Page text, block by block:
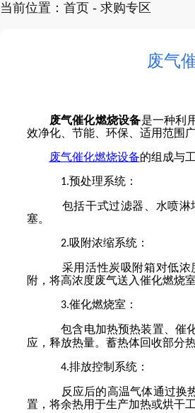
当前位置： 首页 - 求购专区
废气
废气催化燃烧设备是一种利
效净化、节能、环保、适用范围
废气催化燃烧设备的组成与
1.预处理系统：
包括干式过滤器、水喷
塞。
2.吸附浓缩系统：
采用活性炭吸附箱对低
附，将高浓度废气送入催化燃烧室
3.催化燃烧室：
包含电加热预热装置、催
应，释放热量。蓄热体回收部分
4.排放控制系统：
反应后的高温气体通过换
置，将余热用于生产加热或烘干工